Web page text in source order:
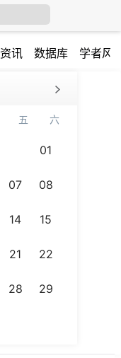
资讯 数据库 学者风
五 六
01
07 08
14 15
21 22
28 29